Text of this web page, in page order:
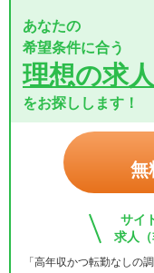
あなたの
希望条件に合う
理想の求人
をお探しします！
無
サイ
求人
「高年収かつ転勤なしの